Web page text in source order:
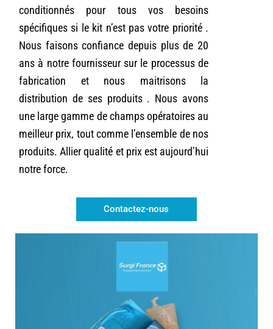
conditionnés pour tous vos besoins
spécifiques si le kit n’est pas votre priorité .
Nous faisons confiance depuis plus de 20
ans à notre fournisseur sur le processus de
fabrication et nous maitrisons la
distribution de ses produits . Nous avons
une large gamme de champs opératoires au
meilleur prix, tout comme l’ensemble de nos
produits. Allier qualité et prix est aujourd’hui
notre force.
Contactez-nous